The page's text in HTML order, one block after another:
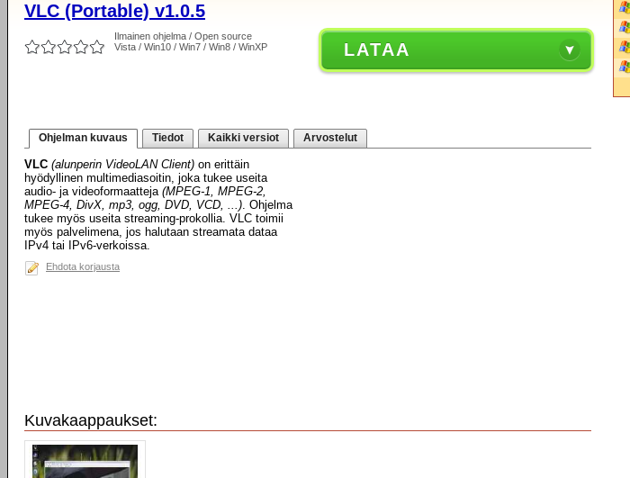
VLC (Portable) v1.0.5
Ilmainen ohjelma / Open source
Vista / Win10 / Win7 / Win8 / WinXP
LATAA
Ohjelman kuvaus Tiedot Kaikki versiot Arvostelut
VLC (alunperin VideoLAN Client) on erittäin
hyödyllinen multimediasoitin, joka tukee useita
audio- ja videoformaatteja (MPEG-1, MPEG-2,
MPEG-4, DivX, mp3, ogg, DVD, VCD, ...). Ohjelma
tukee myös useita streaming-prokollia. VLC toimii
myös palvelimena, jos halutaan streamata dataa
IPv4 tai IPv6-verkoissa.
Ehdota korjausta
Kuvakaappaukset: